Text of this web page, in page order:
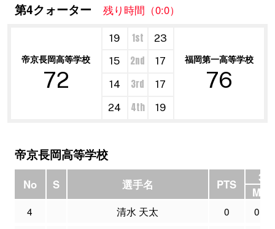
第4クォーター 残り時間（0:0）
帝京長岡高等学校
72
19 1st
23
福岡第一高等学校
76
15 2nd
17
14
3rd
17
24
4th 19
帝京長岡高等学校
No S 選手名 PTS
3P
M
4 清水 天太 0
0